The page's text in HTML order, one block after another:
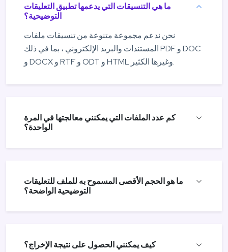
ما هي التنسيقات التي يدعمها تطبيق التعليقات
التوضيحية؟
نحن ندعم مجموعة متنوعة من تنسيقات ملفات
المستندات والبريد الإلكتروني ، بما في ذلك PDF و DOC
و DOCX و RTF و ODT و HTML وغيرها الكثير.
كم عدد الملفات التي يمكنني معالجتها في المرة
الواحدة؟
ما هو الحجم الأقصى المسموح به للملف للتعليقات
التوضيحية الواضحة؟
كيف يمكنني الحصول على نتيجة الإخراج؟